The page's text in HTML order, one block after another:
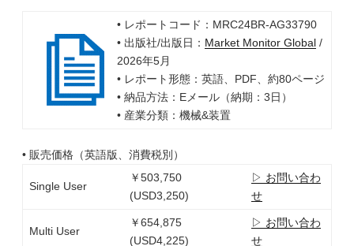
• レポートコード：MRC24BR-AG33790
• 出版社/出版日： Market Monitor Global/
2026年5月
• レポート形態：英語、PDF、約80ページ
• 納品方法：Eメール（納期：3日）
• 産業分類：機械&装置
• 販売価格（英語版、消費税別）
Single User
￥503,750
(USD3,250)
▷ お問い合わ
せ
Multi User
￥654,875
(USD4,225)
▷ お問い合わ
せ